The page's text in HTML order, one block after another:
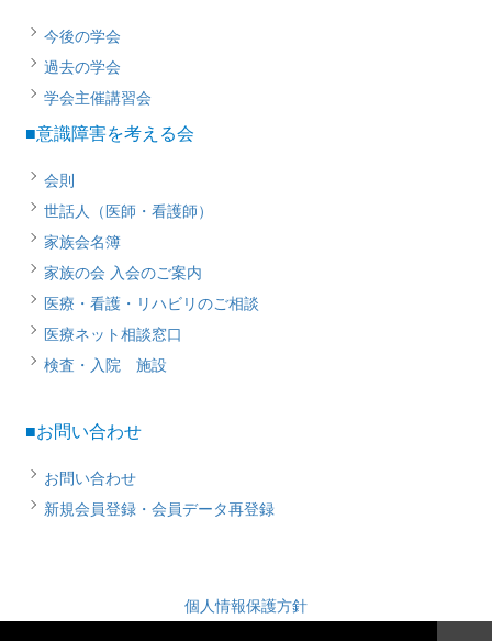
今後の学会
過去の学会
学会主催講習会
■意識障害を考える会
会則
世話人（医師・看護師）
家族会名簿
家族の会 入会のご案内
医療・看護・リハビリのご相談
医療ネット相談窓口
検査・入院 施設
■お問い合わせ
お問い合わせ
新規会員登録・会員データ再登録
個人情報保護方針